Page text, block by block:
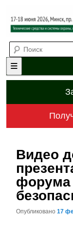
XII
форум
систем охраны,
20
Главное меню
Перейти к
Перейти к
Видео
форума
Опубликовано 17